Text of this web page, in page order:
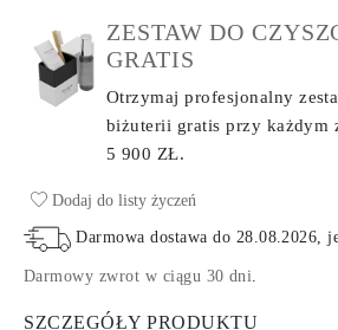
ZESTAW DO
GRATIS
Otrzymaj profesjonalny
biżuterii gratis przy każdym
5 900 ZŁ.
Dodaj do listy życzeń
Darmowa dostawa do 28.08.2026,
Darmowy zwrot w ciągu 30 dni.
SZCZEGÓŁY PRODUKTU